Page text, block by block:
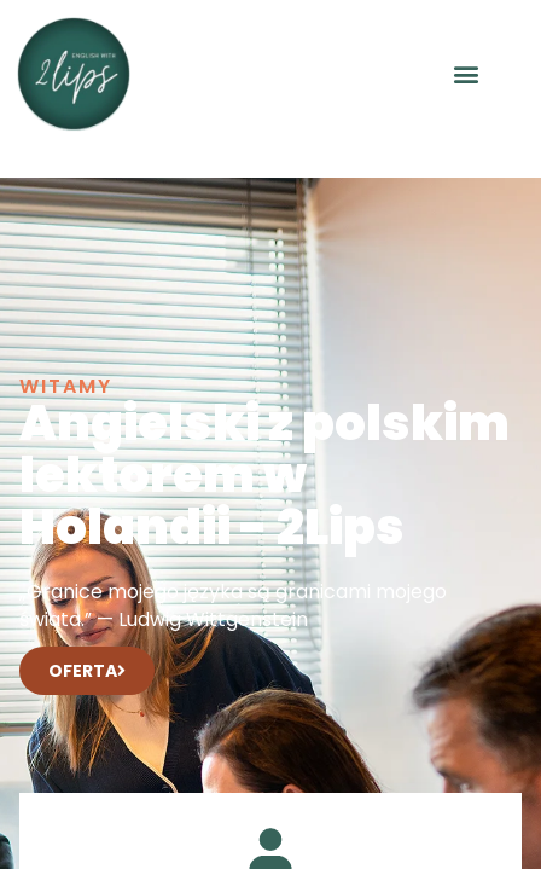
WITAMY
Angielski z polskim
lektorem w
Holandii - 2Lips
„Granice mojego języka są granicami mojego
świata.” — Ludwig Wittgenstein
OFERTA